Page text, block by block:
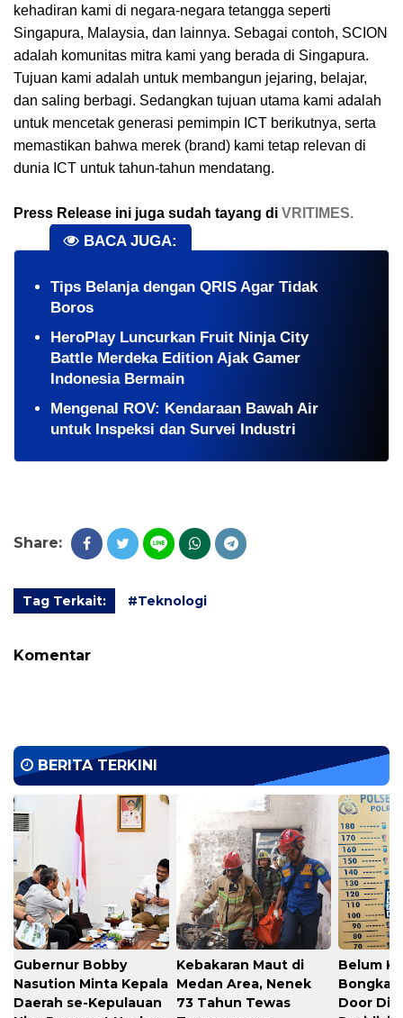
kehadiran kami di negara-negara tetangga seperti
Singapura, Malaysia, dan lainnya. Sebagai contoh, SCION
adalah komunitas mitra kami yang berada di Singapura.
Tujuan kami adalah untuk membangun jejaring, belajar,
dan saling berbagi. Sedangkan tujuan utama kami adalah
untuk mencetak generasi pemimpin ICT berikutnya, serta
memastikan bahwa merek (brand) kami tetap relevan di
dunia ICT untuk tahun-tahun mendatang.
Press Release ini juga sudah tayang di VRITIMES.
BACA JUGA:
Tips Belanja dengan QRIS Agar Tidak
Boros
HeroPlay Luncurkan Fruit Ninja City
Battle Merdeka Edition Ajak Gamer
Indonesia Bermain
Mengenal ROV: Kendaraan Bawah Air
untuk Inspeksi dan Survei Industri
Share:
Tag Terkait: #Teknologi
Komentar
BERITA TERKINI
Gubernur Bobby
Nasution Minta Kepala
Daerah se-Kepulauan
Kebakaran Maut di
Medan Area, Nenek
73 Tahun Tewas
Belum
Bongkar
Door